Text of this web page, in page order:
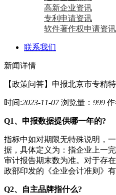
高新企业资讯
专利申请资讯
软件著作权申请资讯
联系我们
新闻详情
【政策问答】申报北京市专精
时间:2023-11-07 浏览量： 999 作
Q1、申报数据提供哪一年的?
指标中如对期限无特殊说明，
据，具体定义为：指企业上一
审计报告期末数为准。对于存
政部印发的《企业会计准则》有
Q2、自主品牌指什么?